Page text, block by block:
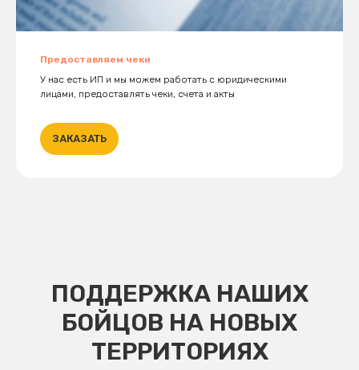
Предоставляем чеки
У нас есть ИП и мы можем работать с юридическими
лицами, предоставлять чеки, счета и акты
ЗАКАЗАТЬ
ПОДДЕРЖКА НАШИХ
БОЙЦОВ НА НОВЫХ
ТЕРРИТОРИЯХ